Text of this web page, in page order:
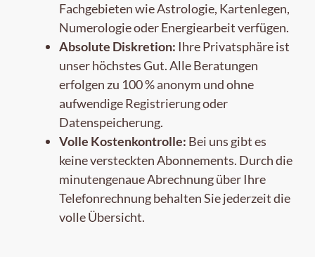
Fachgebieten wie Astrologie, Kartenlegen,
Numerologie oder Energiearbeit verfügen.
Absolute Diskretion: Ihre Privatsphäre ist
unser höchstes Gut. Alle Beratungen
erfolgen zu 100 % anonym und ohne
aufwendige Registrierung oder
Datenspeicherung.
Volle Kostenkontrolle: Bei uns gibt es
keine versteckten Abonnements. Durch die
minutengenaue Abrechnung über Ihre
Telefonrechnung behalten Sie jederzeit die
volle Übersicht.